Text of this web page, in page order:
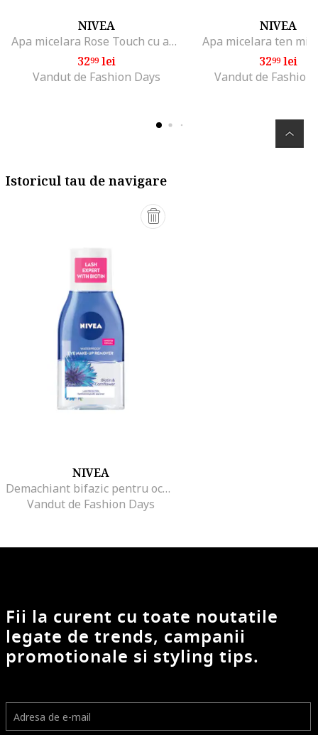
NIVEA
Apa micelara Rose Touch cu apa organica de trandafiri, 400 ml
3299lei
Vandut de Fashion Days
NIVEA
Apa micelara ten
3299lei
Vandut de Fashion
Istoricul tau de navigare
NIVEA
Demachiant bifazic pentru ochi, 125ml
Vandut de Fashion Days
Fii la curent cu toate noutatile
legate de trends, campanii
promotionale si styling tips.